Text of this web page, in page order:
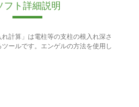
フト詳細説明
計算」は電柱等の支柱の根入れ深さ
ールです。エンゲルの方法を使用し